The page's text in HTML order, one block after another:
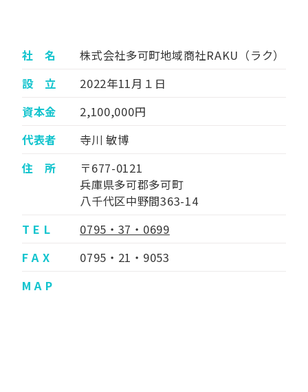
社 名
株式会社多可町地域商社RAKU（ラク）
設 立
2022年11月１日
資本金
2,100,000円
代表者
寺川 敏博
住 所
〒677-0121
兵庫県多可郡多可町
八千代区中野間363-14
T E L
0795・37・0699
F A X
0795・21・9053
M A P